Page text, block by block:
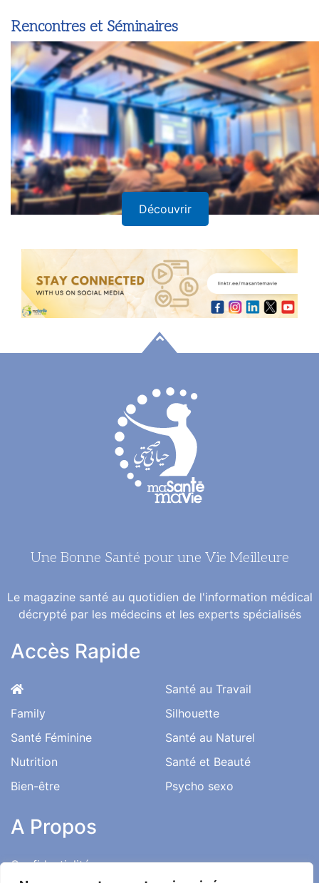
Rencontres et Séminaires
Découvrir
Une Bonne Santé pour une Vie Meilleure
Le magazine santé au quotidien de l'information médical
décrypté par les médecins et les experts spécialisés
Accès Rapide
Family
Santé Féminine
Nutrition
Bien-être
Santé au Travail
Silhouette
Santé au Naturel
Santé et Beauté
Psycho sexo
A Propos
Confidentialité